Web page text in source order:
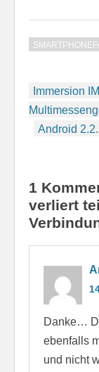
Einerseits
Andererseits ist
Honeycomb-
Immersion
Android
1
verliert
Danke…
ebenfalls
und nicht